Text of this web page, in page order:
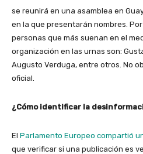
se reunirá en una asamblea en
en la que presentarán nombres.
personas que más suenan en el
organización en las urnas son:
Augusto Verduga, entre otros. No
oficial.
¿Cómo identificar la
El Parlamento Europeo compartió
que verificar si una publicación es